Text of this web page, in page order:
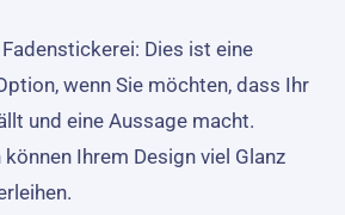
Dies ist eine
wenn Sie möchten, dass Ihr
und eine Aussage macht.
Ihrem Design viel Glanz